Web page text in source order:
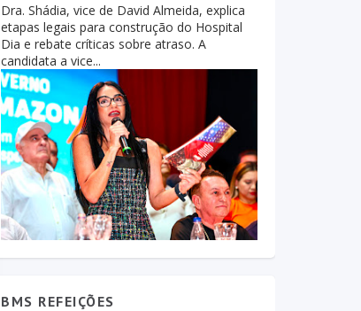
Dra. Shádia, vice de David Almeida, explica
etapas legais para construção do Hospital
Dia e rebate críticas sobre atraso. A
candidata a vice...
BMS REFEIÇÕES